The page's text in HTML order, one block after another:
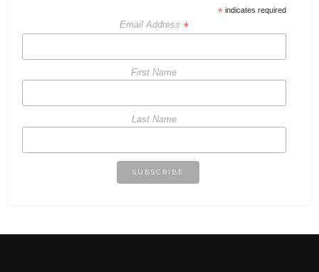
*indicates required
Email Address *
First Name
Last Name